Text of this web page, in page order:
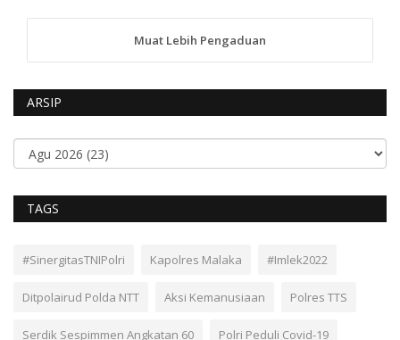
Muat Lebih Pengaduan
ARSIP
TAGS
#SinergitasTNIPolri Kapolres Malaka #Imlek2022
Ditpolairud Polda NTT Aksi Kemanusiaan Polres TTS
Serdik Sespimmen Angkatan 60 Polri Peduli Covid-19